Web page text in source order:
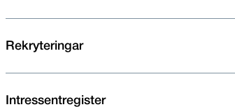
Rekryteringar
Intressentregister